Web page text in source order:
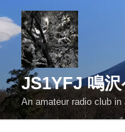
ン
テ
ツ
へ
ス
JS1YFJ 鳴
An amateur radio club in